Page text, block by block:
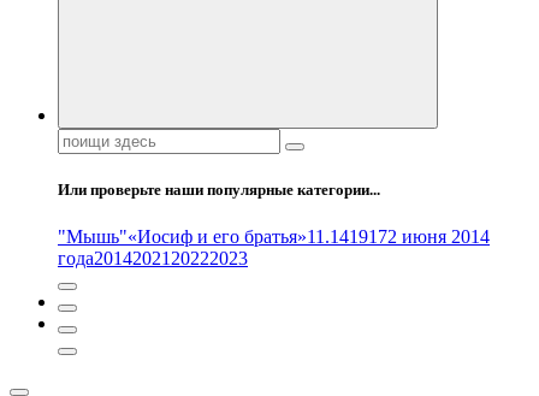
Поиск:
Или проверьте наши популярные категории...
"Мышь"«Иосиф и его братья»11.1419172 июня 2014
года20142021 20222023